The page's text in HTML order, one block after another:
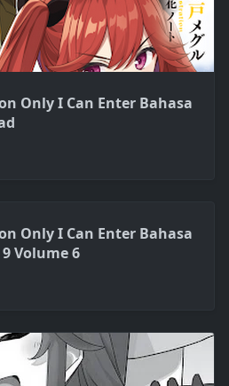
Only I Can Enter Bahasa
Only I Can Enter Bahasa
Volume 6